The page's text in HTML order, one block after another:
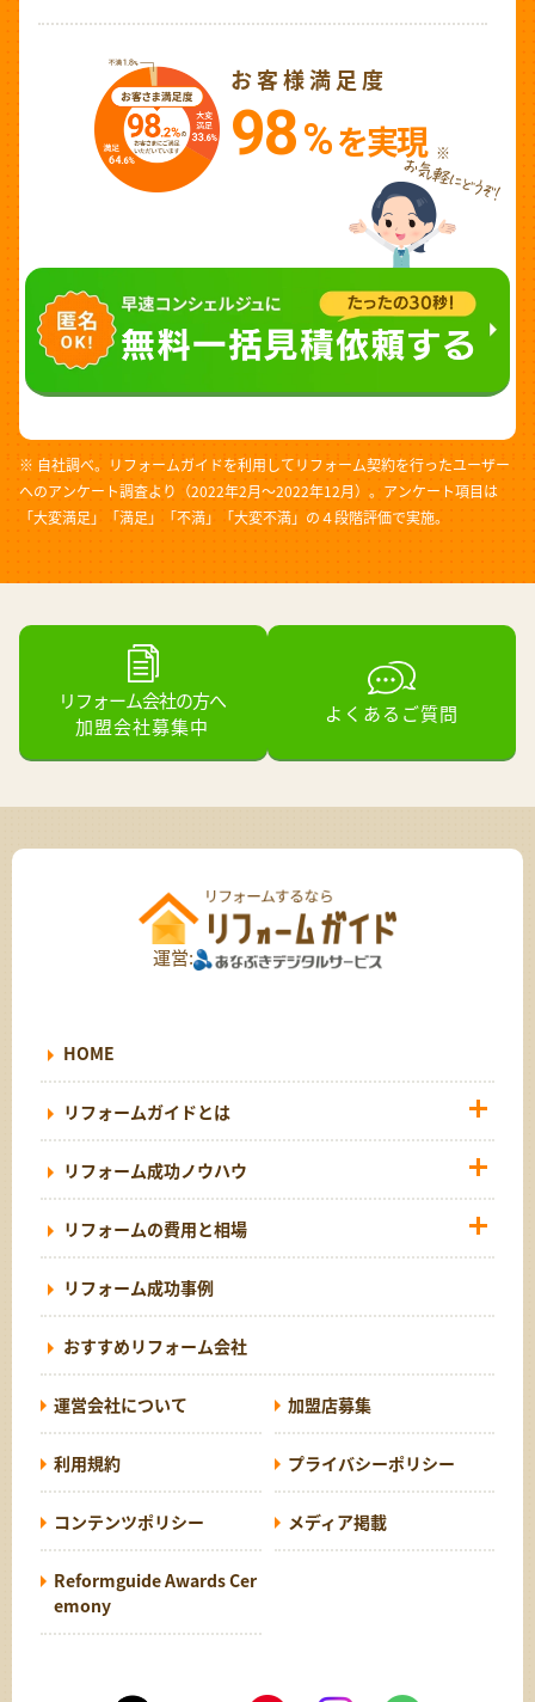
お客様満足度
98%を実現 ※
※ 自社調べ。リフォームガイドを利用してリフォーム契約を行ったユーザー
へのアンケート調査より（2022年2月～2022年12月）。アンケート項目は
「大変満足」「満足」「不満」「大変不満」の４段階評価で実施。
リフォーム会社の方へ
加盟会社募集中
よくあるご質問
運営:
HOME
リフォームガイドとは
リフォーム成功ノウハウ
リフォームの費用と相場
リフォーム成功事例
おすすめリフォーム会社
運営会社について 加盟店募集
利用規約 プライバシーポリシー
コンテンツポリシー メディア掲載
Reformguide Awards Cer
emony